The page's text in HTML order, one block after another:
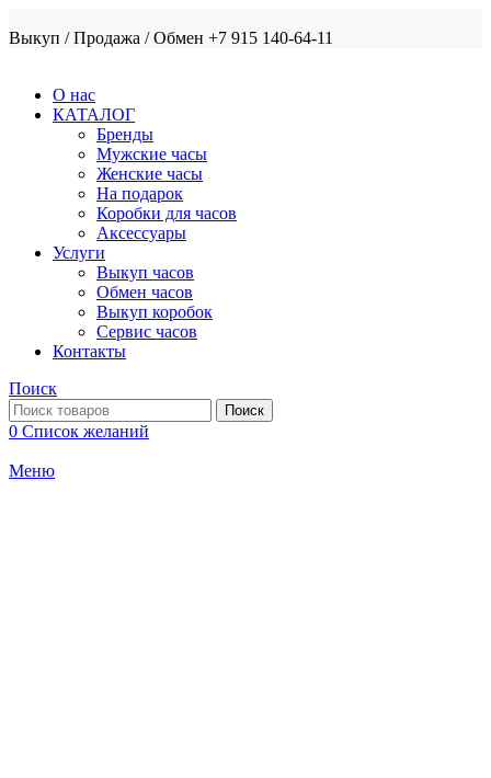
Выкуп / Продажа / Обмен +7 915 140-64-11
О нас
КАТАЛОГ
Бренды
Мужские часы
Женские часы
На подарок
Коробки для часов
Аксессуары
Услуги
Выкуп часов
Обмен часов
Выкуп коробок
Сервис часов
Контакты
Поиск
Поиск
0 Список желаний
Меню